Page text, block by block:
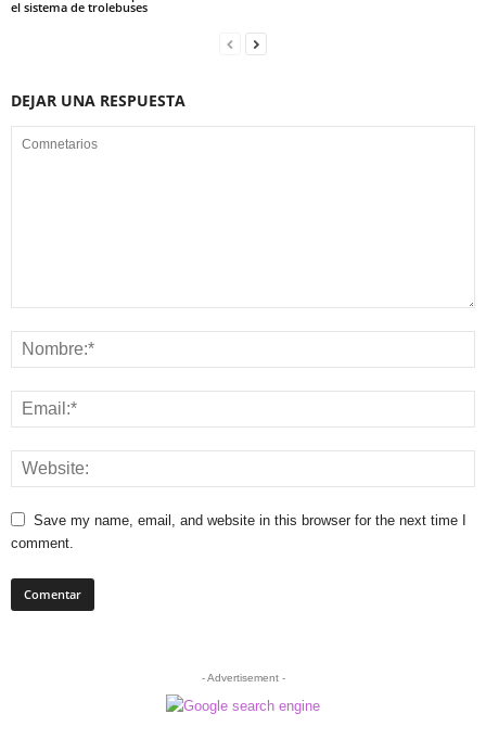
el sistema de trolebuses
DEJAR UNA RESPUESTA
Save my name, email, and website in this browser for the next time I
comment.
- Advertisement -